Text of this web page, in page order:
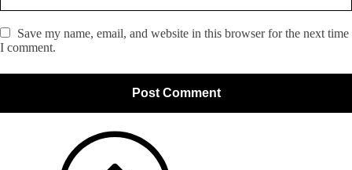
Save my name, email, and website in this browser for the next time
I comment.